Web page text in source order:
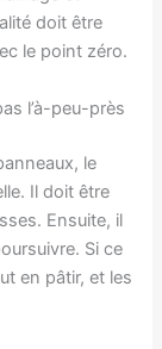
doit être
le point zéro.
l’à-peu-près
le
Il doit être
Ensuite, il
Si ce
en pâtir, et les